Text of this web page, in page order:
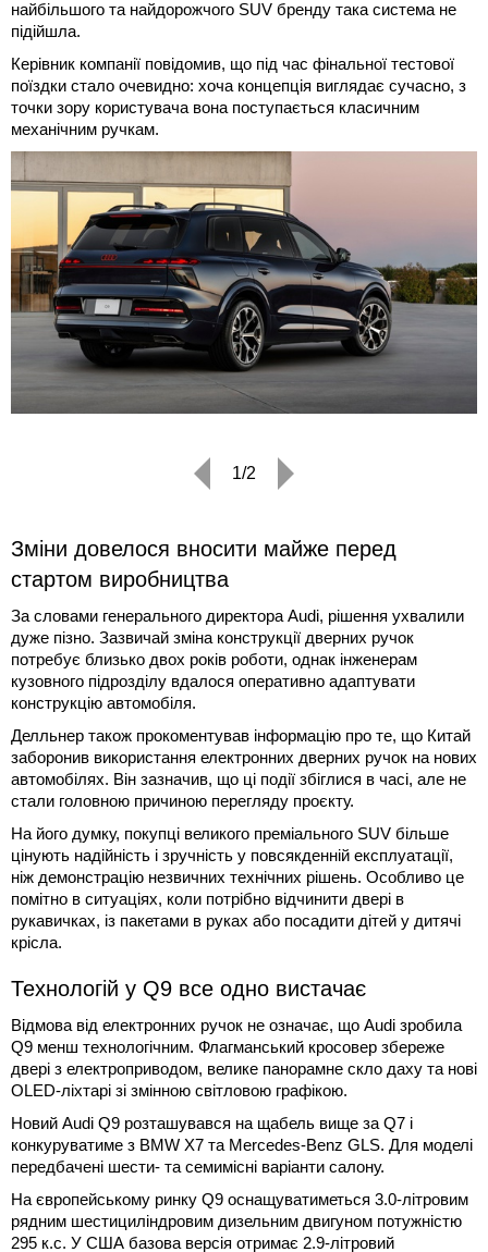
найбільшого та найдорожчого SUV бренду така система не
підійшла.
Керівник компанії повідомив, що під час фінальної тестової
поїздки стало очевидно: хоча концепція виглядає сучасно, з
точки зору користувача вона поступається класичним
механічним ручкам.
1/2
Зміни довелося вносити майже перед
стартом виробництва
За словами генерального директора Audi, рішення ухвалили
дуже пізно. Зазвичай зміна конструкції дверних ручок
потребує близько двох років роботи, однак інженерам
кузовного підрозділу вдалося оперативно адаптувати
конструкцію автомобіля.
Делльнер також прокоментував інформацію про те, що Китай
заборонив використання електронних дверних ручок на нових
автомобілях. Він зазначив, що ці події збіглися в часі, але не
стали головною причиною перегляду проєкту.
На його думку, покупці великого преміального SUV більше
цінують надійність і зручність у повсякденній експлуатації,
ніж демонстрацію незвичних технічних рішень. Особливо це
помітно в ситуаціях, коли потрібно відчинити двері в
рукавичках, із пакетами в руках або посадити дітей у дитячі
крісла.
Технологій у Q9 все одно вистачає
Відмова від електронних ручок не означає, що Audi зробила
Q9 менш технологічним. Флагманський кросовер збереже
двері з електроприводом, велике панорамне скло даху та нові
OLED-ліхтарі зі змінною світловою графікою.
Новий Audi Q9 розташувався на щабель вище за Q7 і
конкуруватиме з BMW X7 та Mercedes-Benz GLS. Для моделі
передбачені шести- та семимісні варіанти салону.
На європейському ринку Q9 оснащуватиметься 3.0-літровим
рядним шестициліндровим дизельним двигуном потужністю
295 к.с. У США базова версія отримає 2.9-літровий